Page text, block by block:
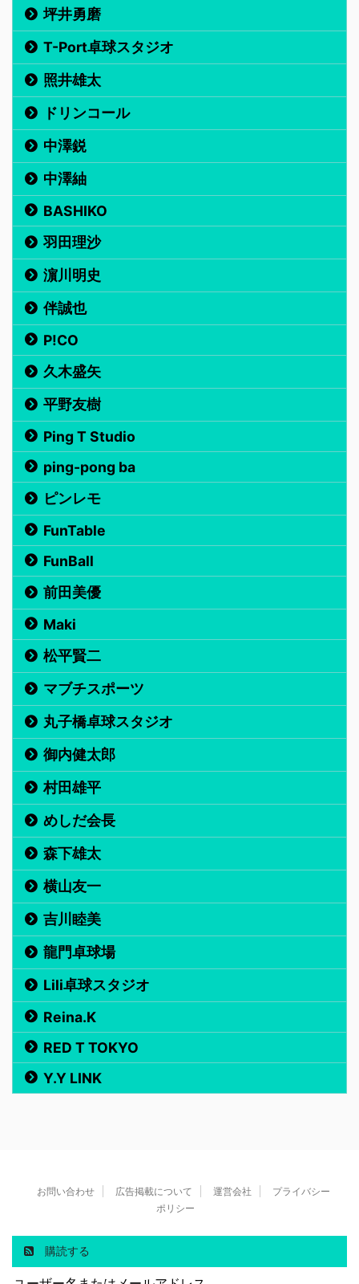
坪井勇磨
T-Port卓球スタジオ
照井雄太
ドリンコール
中澤鋭
中澤紬
BASHIKO
羽田理沙
濵川明史
伴誠也
P!CO
久木盛矢
平野友樹
Ping T Studio
ping-pong ba
ピンレモ
FunTable
FunBall
前田美優
Maki
松平賢二
マブチスポーツ
丸子橋卓球スタジオ
御内健太郎
村田雄平
めしだ会長
森下雄太
横山友一
吉川睦美
龍門卓球場
Lili卓球スタジオ
Reina.K
RED T TOKYO
Y.Y LINK
お問い合わせ 広告掲載について 運営会社
プライバシー
ポリシー
購読する